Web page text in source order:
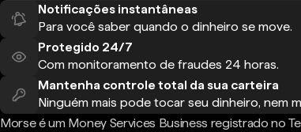
Notificações instantâneas
Para você saber quando o dinheiro se move.
Protegido 24/7
Com monitoramento de fraudes 24 horas.
Mantenha controle total da sua carteira
Ninguém mais pode tocar seu dinheiro, nem
Morse é um Money Services Business registrado no